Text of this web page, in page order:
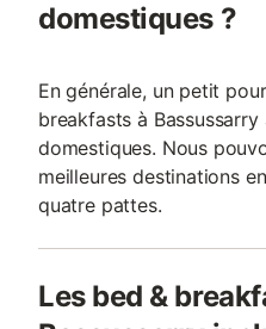
domestiques ?
En générale, un petit
breakfasts à
domestiques. Nous
meilleures destinations
quatre pattes.
Les bed &